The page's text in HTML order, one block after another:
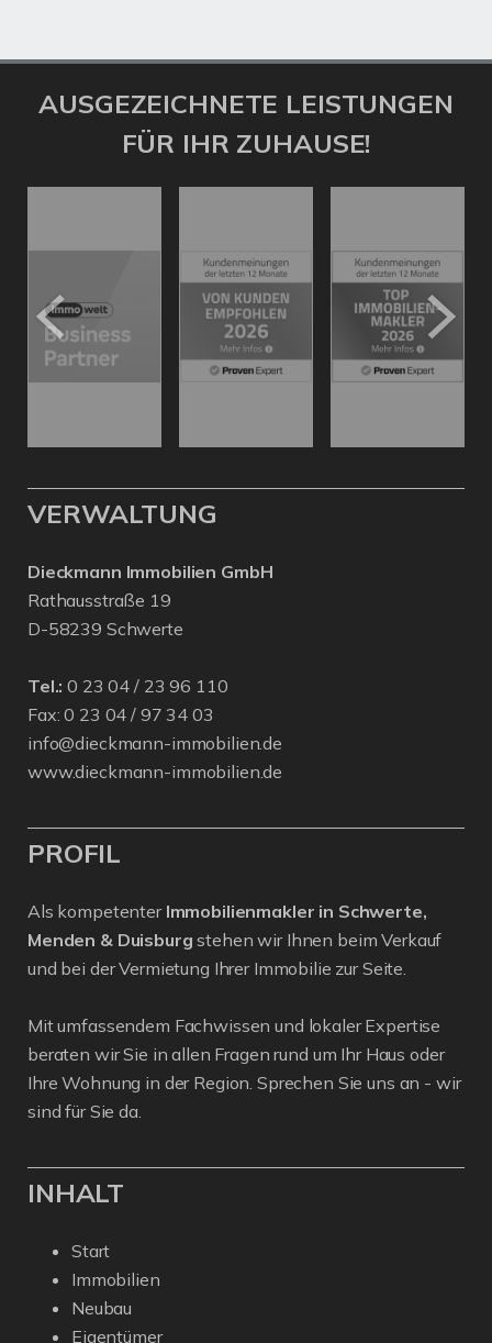
AUSGEZEICHNETE LEISTUNGEN
FÜR IHR ZUHAUSE!
VERWALTUNG
Dieckmann Immobilien GmbH
Rathausstraße 19
D-58239 Schwerte
Tel.: 0 23 04 / 23 96 110
Fax: 0 23 04 / 97 34 03
info@dieckmann-immobilien.de
www.dieckmann-immobilien.de
PROFIL
Als kompetenter Immobilienmakler in Schwerte,
Menden & Duisburg stehen wir Ihnen beim Verkauf
und bei der Vermietung Ihrer Immobilie zur Seite.
Mit umfassendem Fachwissen und lokaler Expertise
beraten wir Sie in allen Fragen rund um Ihr Haus oder
Ihre Wohnung in der Region. Sprechen Sie uns an - wir
sind für Sie da.
INHALT
Start
Immobilien
Neubau
Eigentümer